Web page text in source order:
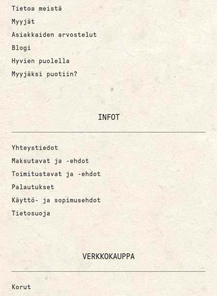
Tietoa meistä
Myyjät
Asiakkaiden arvostelut
Blogi
Hyvien puolella
Myyjäksi puotiin?
INFOT
Yhteystiedot
Maksutavat ja -ehdot
Toimitustavat ja -ehdot
Palautukset
Käyttö- ja sopimusehdot
Tietosuoja
VERKKOKAUPPA
Korut